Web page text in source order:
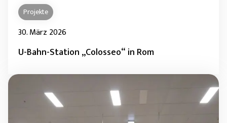
Projekte
30. März 2026
U-Bahn-Station „Colosseo“ in Rom